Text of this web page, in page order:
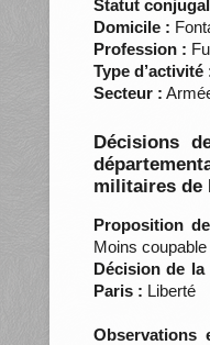
Statut
Domicile :
Profession :
Type d’activité
Secteur :
Décisions
militaires de
Proposition
Moins coupable
Décision de
Paris : Liberté
Observations